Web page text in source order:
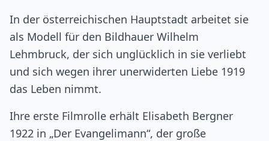
In der österreichischen Hauptstadt arbeitet sie
als Modell für den Bildhauer Wilhelm
Lehmbruck, der sich unglücklich in sie verliebt
und sich wegen ihrer unerwiderten Liebe 1919
das Leben nimmt.
Ihre erste Filmrolle erhält Elisabeth Bergner
1922 in „Der Evangelimann“, der große